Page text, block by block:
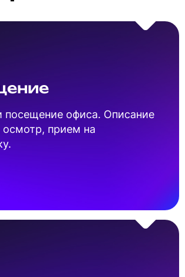
посещение офиса. Описание
прием на